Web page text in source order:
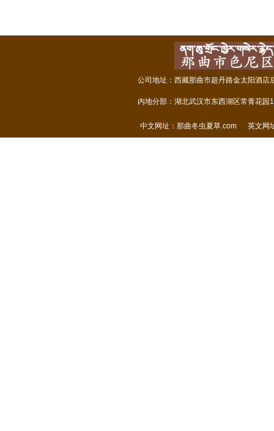
公司地址：西藏那曲市超丹路金太阳酒
内地分部：湖北武汉市东西湖区常青
中文网址： 那曲冬虫夏草.com 英文网